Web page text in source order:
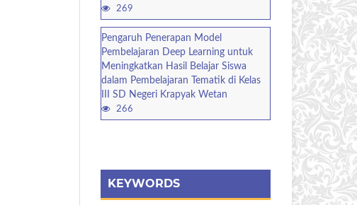
269
Pengaruh Penerapan Model
Pembelajaran Deep Learning untuk
Meningkatkan Hasil Belajar Siswa
dalam Pembelajaran Tematik di Kelas
III SD Negeri Krapyak Wetan
266
KEYWORDS